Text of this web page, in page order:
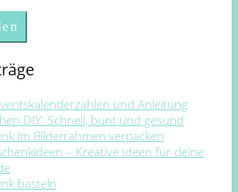
und Anleitung
DIY. Schnell, bunt und gesund
im Bilderrahmen verpacken
– Kreative Ideen für deine
basteln